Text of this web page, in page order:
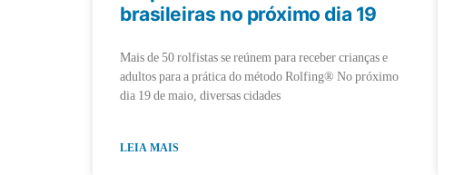
brasileiras no próximo dia 19
Mais de 50 rolfistas se reúnem para receber crianças e
adultos para a prática do método Rolfing® No próximo
dia 19 de maio, diversas cidades
LEIA MAIS